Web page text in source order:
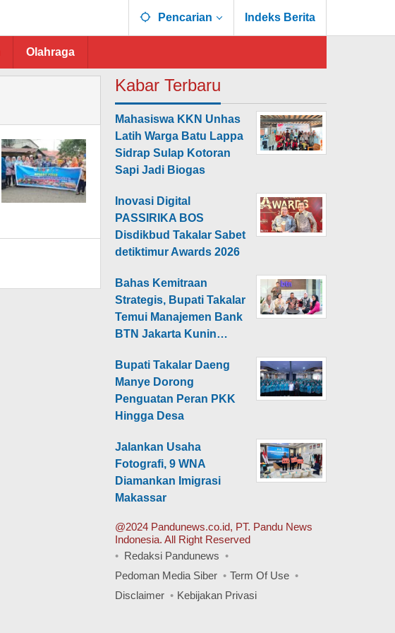
Pencarian Indeks Berita
Olahraga
Kabar Terbaru
Mahasiswa KKN Unhas
Latih Warga Batu Lappa
Sidrap Sulap Kotoran
Sapi Jadi Biogas
Inovasi Digital
PASSIRIKA BOS
Disdikbud Takalar Sabet
detiktimur Awards 2026
Bahas Kemitraan
Strategis, Bupati Takalar
Temui Manajemen Bank
BTN Jakarta Kunin…
Bupati Takalar Daeng
Manye Dorong
Penguatan Peran PKK
Hingga Desa
Jalankan Usaha
Fotografi, 9 WNA
Diamankan Imigrasi
Makassar
@2024 Pandunews.co.id, PT. Pandu News
Indonesia. All Right Reserved
Redaksi Pandunews
Pedoman Media Siber
Term Of Use
Disclaimer
Kebijakan Privasi